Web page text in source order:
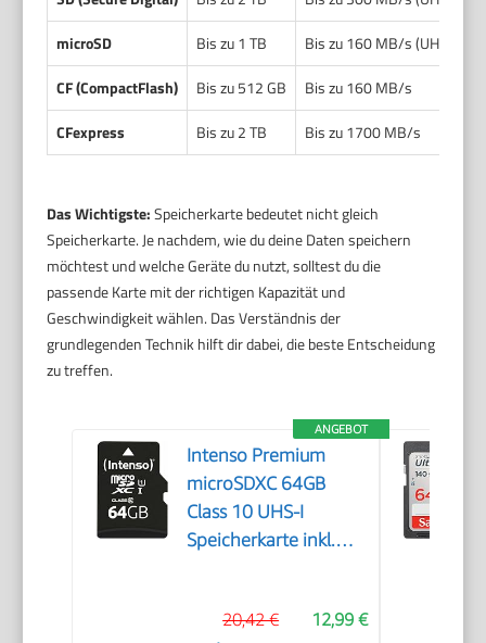
microSD
Bis zu 1 TB Bis zu 160 MB/s (UHS-I)
CF (CompactFlash)
Bis zu 512 GB Bis zu 160 MB/s
CFexpress
Bis zu 2 TB Bis zu 1700 MB/s
Das Wichtigste:Speicherkarte bedeutet nicht gleich
Speicherkarte. Je nachdem, wie du deine Daten speichern
möchtest und welche Geräte du nutzt, solltest du die
passende Karte mit der richtigen Kapazität und
Geschwindigkeit wählen. Das Verständnis der
grundlegenden Technik hilft dir dabei, die beste Entscheidung
zu treffen.
ANGEBOT
Intenso Premium
microSDXC 64GB
Class 10 UHS-I
Speicherkarte inkl.
12,99 €
20,42 €